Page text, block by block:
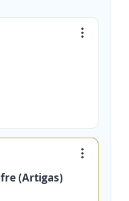
(Artigas)